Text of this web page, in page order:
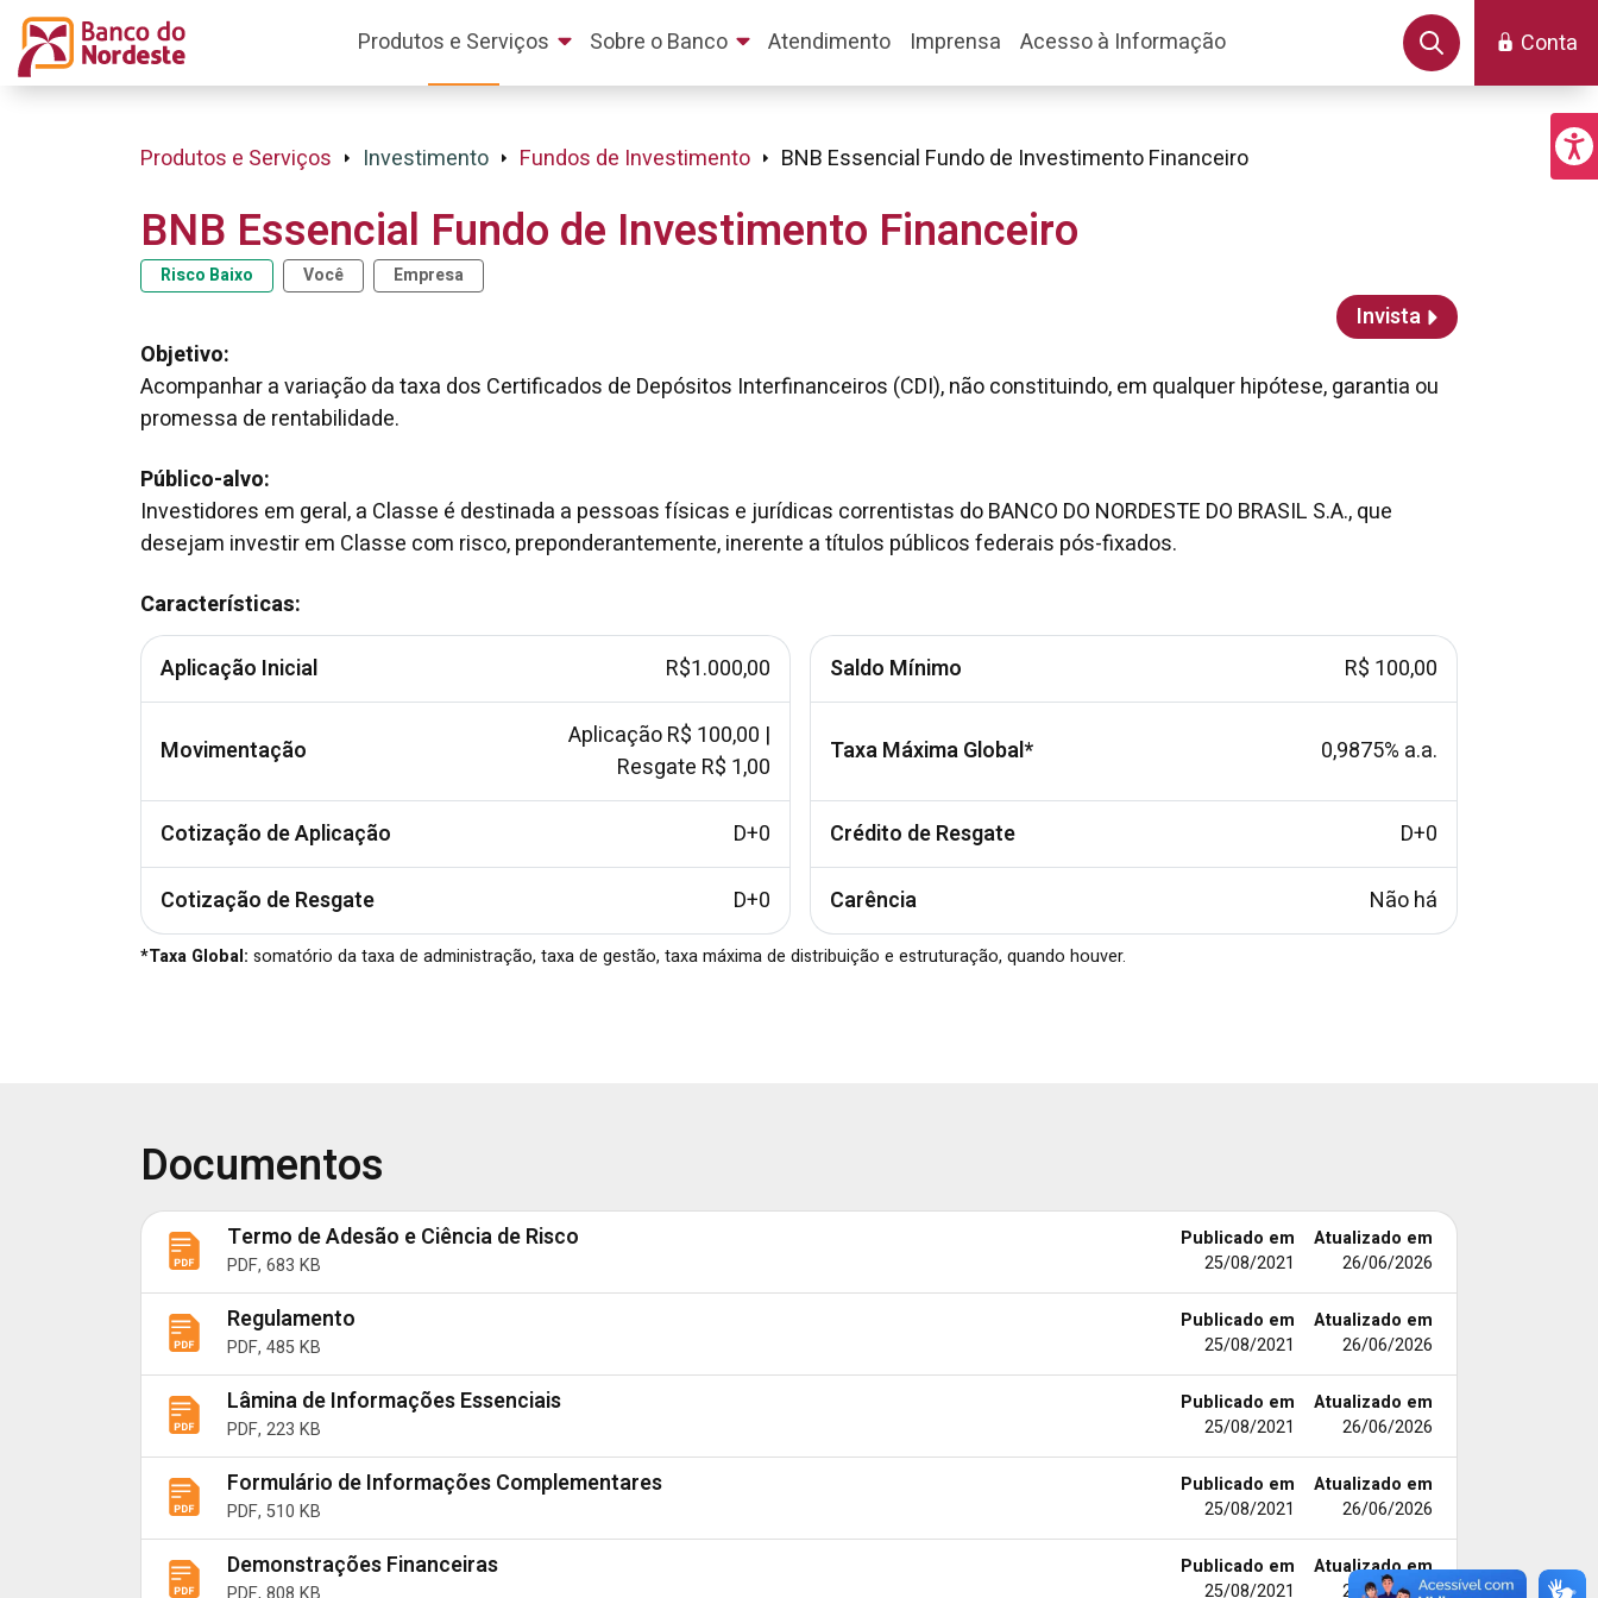
Conta
Produtos e Serviços Sobre o Banco Atendimento Imprensa Acesso à Informação
Produtos e Serviços Investimento Fundos de Investimento BNB Essencial Fundo de Investimento Financeiro
BNB Essencial Fundo de Investimento Financeiro
Risco Baixo Você Empresa
Invista
Objetivo:
Acompanhar a variação da taxa dos Certificados de Depósitos Interfinanceiros (CDI), não constituindo, em qualquer hipótese, garantia ou
promessa de rentabilidade.
Público-alvo:
Investidores em geral, a Classe é destinada a pessoas físicas e jurídicas correntistas do BANCO DO NORDESTE DO BRASIL S.A., que
desejam investir em Classe com risco, preponderantemente, inerente a títulos públicos federais pós-fixados.
Características:
Aplicação Inicial
R$1.000,00 Saldo Mínimo R$ 100,00
Movimentação
Aplicação R$ 100,00 |
Resgate R$ 1,00
Taxa Máxima Global* 0,9875% a.a.
Cotização de Aplicação D+0 Crédito de Resgate D+0
Cotização de Resgate D+0 Carência Não há
*Taxa Global: somatório da taxa de administração, taxa de gestão, taxa máxima de distribuição e estruturação, quando houver.
Documentos
Termo de Adesão e Ciência de Risco
PDF, 683 KB
Publicado em
25/08/2021
Atualizado em
26/06/2026
Regulamento
PDF, 485 KB
Publicado em
25/08/2021
Atualizado em
26/06/2026
Lâmina de Informações Essenciais
PDF, 223 KB
Publicado em
25/08/2021
Atualizado em
26/06/2026
Formulário de Informações Complementares
PDF, 510 KB
Publicado em
25/08/2021
Atualizado em
26/06/2026
Demonstrações Financeiras
Publicado em
25/08/2021
Atualizado em
26/06/2026